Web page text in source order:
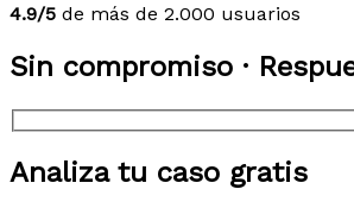
4.9/5 de más de 2.000 usuarios
Sin compromiso ·
Analiza tu caso gratis